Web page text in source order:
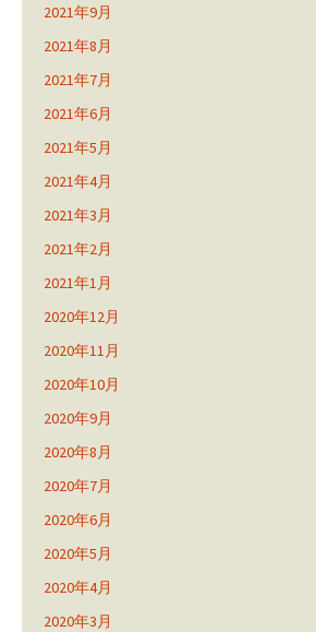
2021年9月
2021年8月
2021年7月
2021年6月
2021年5月
2021年4月
2021年3月
2021年2月
2021年1月
2020年12月
2020年11月
2020年10月
2020年9月
2020年8月
2020年7月
2020年6月
2020年5月
2020年4月
2020年3月